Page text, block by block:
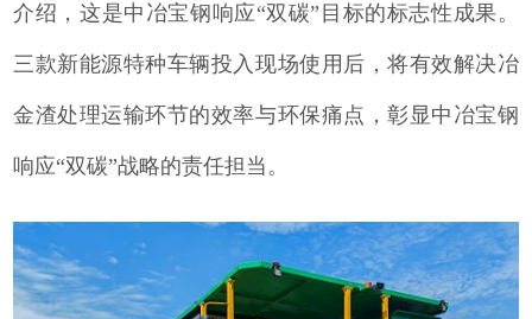
介绍，这是中冶宝钢响应“双碳”目标的标志性成果。
三款新能源特种车辆投入现场使用后，将有效解决冶
金渣处理运输环节的效率与环保痛点，彰显中冶宝钢
响应“双碳”战略的责任担当。